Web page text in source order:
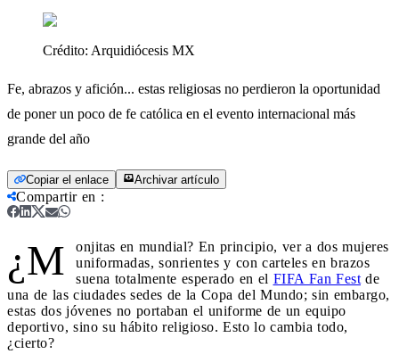
Crédito: Arquidiócesis MX
Fe, abrazos y afición... estas religiosas no perdieron la oportunidad
de poner un poco de fe católica en el evento internacional más
grande del año
Copiar el enlace Archivar artículo
Compartir en :
¿M
onjitas en mundial? En principio, ver a dos mujeres
uniformadas, sonrientes y con carteles en brazos
suena totalmente esperado en el FIFA Fan Fest de
una de las ciudades sedes de la Copa del Mundo; sin embargo,
estas dos jóvenes no portaban el uniforme de un equipo
deportivo, sino su hábito religioso. Esto lo cambia todo,
¿cierto?